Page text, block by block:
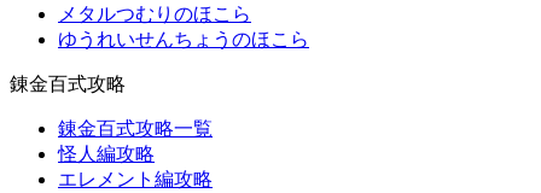
メタルつむりのほこら
ゆうれいせんちょうのほこら
錬金百式攻略
錬金百式攻略一覧
怪人編攻略
エレメント編攻略